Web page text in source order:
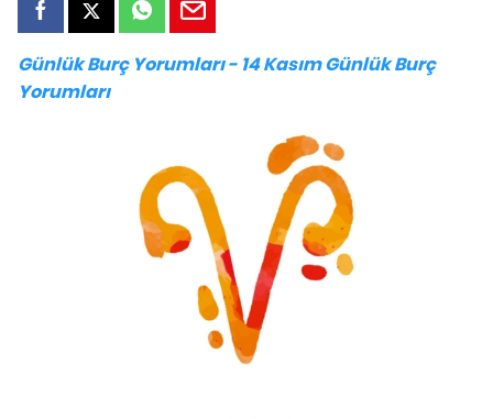
Günlük Burç Yorumları - 14Kasım Günlük Burç
Yorumları